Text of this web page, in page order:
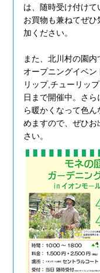
は、随時受け付けて
お買物も兼ねてぜひ
加ください。
また、北川村の園内
オープニングイベン
リップ,チューリッ
日まで開催中。さら
ら暖かくなって色ん
めますので、ぜひお
さい。